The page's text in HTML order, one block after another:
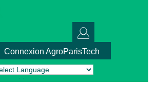
Connexion AgroParisTech
by Translate